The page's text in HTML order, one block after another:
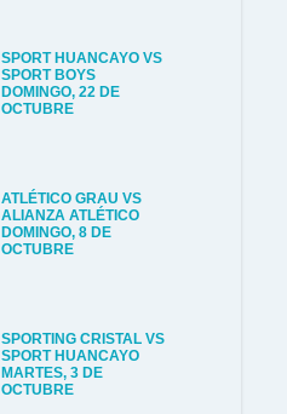
SPORT HUANCAYO VS
SPORT BOYS
DOMINGO, 22 DE
OCTUBRE
ATLÉTICO GRAU VS
ALIANZA ATLÉTICO
DOMINGO, 8 DE
OCTUBRE
SPORTING CRISTAL VS
SPORT HUANCAYO
MARTES, 3 DE
OCTUBRE